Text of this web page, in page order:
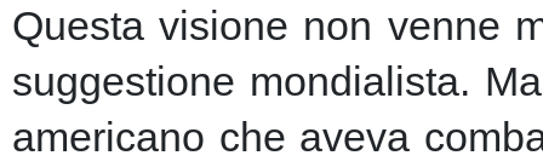
Questa visione non venne
suggestione mondialista.
americano che aveva